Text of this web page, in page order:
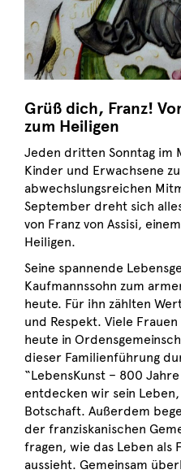
Grüß dich, Franz!
zum Heiligen
Jeden dritten Sonntag im
Kinder und Erwachsene
abwechslungsreichen
September dreht sich
von Franz von Assisi,
Heiligen.
Seine spannende
Kaufmannssohn zum
heute. Für ihn zählten
und Respekt. Viele
heute in
dieser Familienführung
“LebensKunst – 800 Jahre
entdecken wir sein
Botschaft. Außerdem
der franziskanischen
fragen, wie das Leben als
aussieht. Gemeinsam